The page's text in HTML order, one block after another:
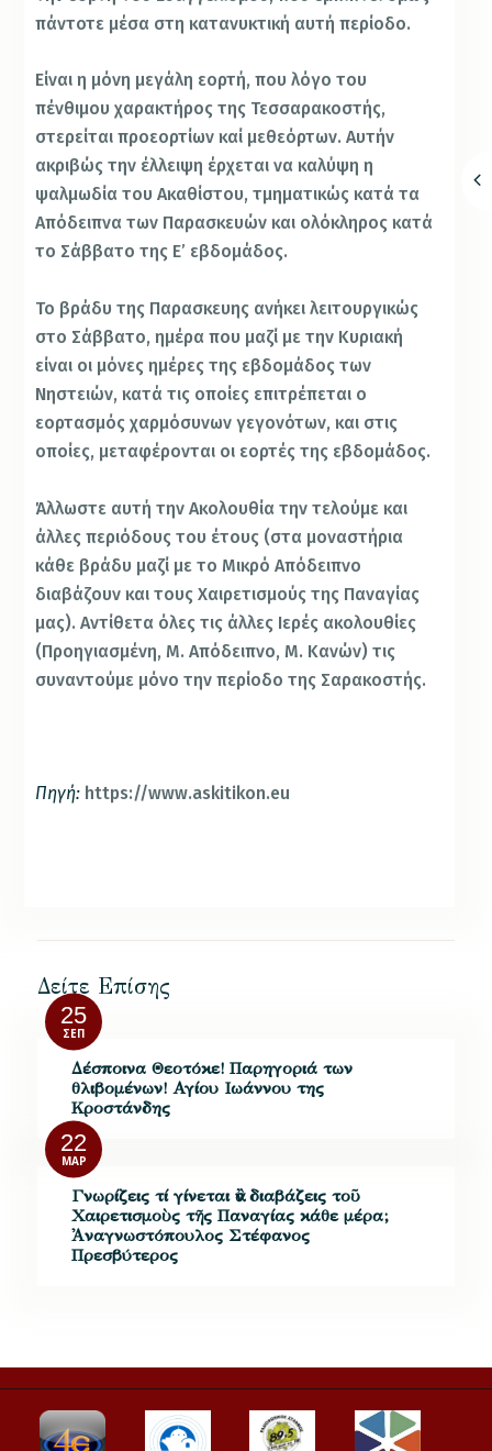
πάντοτε μέσα στη κατανυκτική αυτή περίοδο.
Είναι η μόνη μεγάλη εορτή, που λόγο του
πένθιμου χαρακτήρος της Τεσσαρακοστής,
στερείται προεορτίων καί μεθεόρτων. Αυτήν
ακριβώς την έλλειψη έρχεται να καλύψη η
ψαλμωδία του Ακαθίστου, τμηματικώς κατά τα
Απόδειπνα των Παρασκευών και ολόκληρος κατά
το Σάββατο της Ε’ εβδομάδος.
Το βράδυ της Παρασκευης ανήκει λειτουργικώς
στο Σάββατο, ημέρα που μαζί με την Κυριακή
είναι οι μόνες ημέρες της εβδομάδος των
Νηστειών, κατά τις οποίες επιτρέπεται ο
εορτασμός χαρμόσυνων γεγονότων, και στις
οποίες, μεταφέρονται οι εορτές της εβδομάδος.
Άλλωστε αυτή την Ακολουθία την τελούμε και
άλλες περιόδους του έτους (στα μοναστήρια
κάθε βράδυ μαζί με το Μικρό Απόδειπνο
διαβάζουν και τους Χαιρετισμούς της Παναγίας
μας). Αντίθετα όλες τις άλλες Ιερές ακολουθίες
(Προηγιασμένη, Μ. Απόδειπνο, Μ. Κανών) τις
συναντούμε μόνο την περίοδο της Σαρακοστής.
Πηγή: https://www.askitikon.eu
Δείτε Επίσης
25
ΣΕΠ
Δέσποινα Θεοτόκε! Παρηγοριά των
θλιβομένων! Αγίου Ιωάννου της
Κροστάνδης
22
ΜΑΡ
Γνωρίζεις τί γίνεται ἂν διαβάζεις τοῦ
Χαιρετισμοὺς τῆς Παναγίας κάθε μέρα;
Ἀναγνωστόπουλος Στέφανος
Πρεσβύτερος